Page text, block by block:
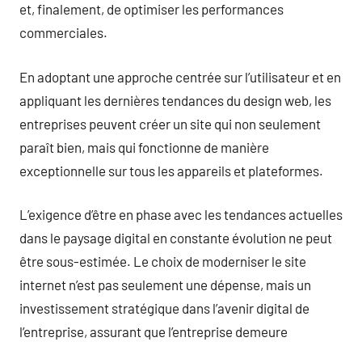
et, finalement, de optimiser les performances
commerciales.
En adoptant une approche centrée sur l’utilisateur et en
appliquant les dernières tendances du design web, les
entreprises peuvent créer un site qui non seulement
paraît bien, mais qui fonctionne de manière
exceptionnelle sur tous les appareils et plateformes.
L’exigence d’être en phase avec les tendances actuelles
dans le paysage digital en constante évolution ne peut
être sous-estimée. Le choix de moderniser le site
internet n’est pas seulement une dépense, mais un
investissement stratégique dans l’avenir digital de
l’entreprise, assurant que l’entreprise demeure